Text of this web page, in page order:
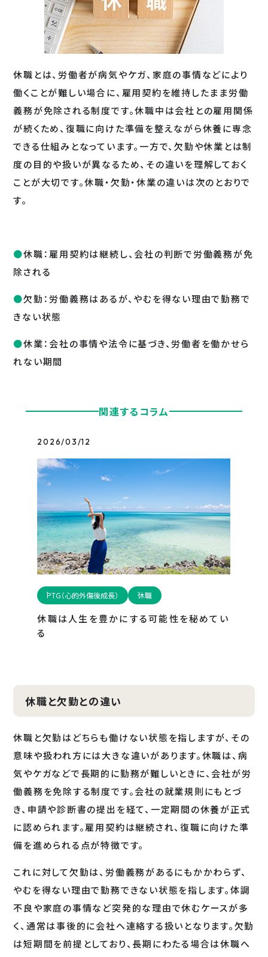
休職とは、労働者が病気やケガ、家庭の事情などにより
働くことが難しい場合に、雇用契約を維持したまま労働
義務が免除される制度です。休職中は会社との雇用関係
が続くため、復職に向けた準備を整えながら休養に専念
できる仕組みとなっています。一方で、欠勤や休業とは制
度の目的や扱いが異なるため、その違いを理解しておく
ことが大切です。休職・欠勤・休業の違いは次のとおりで
す。
休職：雇用契約は継続し、会社の判断で労働義務が免
除される
欠勤：労働義務はあるが、やむを得ない理由で勤務で
きない状態
休業：会社の事情や法令に基づき、労働者を働かせら
れない期間
関連するコラム
2026/03/12
PTG（心的外傷後成長） 休職
休職は人生を豊かにする可能性を秘めてい
る
休職と欠勤との違い
休職と欠勤はどちらも働けない状態を指しますが、その
意味や扱われ方には大きな違いがあります。休職は、病
気やケガなどで長期的に勤務が難しいときに、会社が労
働義務を免除する制度です。会社の就業規則にもとづ
き、申請や診断書の提出を経て、一定期間の休養が正式
に認められます。雇用契約は継続され、復職に向けた準
備を進められる点が特徴です。
これに対して欠勤は、労働義務があるにもかかわらず、
やむを得ない理由で勤務できない状態を指します。体調
不良や家庭の事情など突発的な理由で休むケースが多
く、通常は事後的に会社へ連絡する扱いとなります。欠勤
は短期間を前提としており、長期にわたる場合は休職へ